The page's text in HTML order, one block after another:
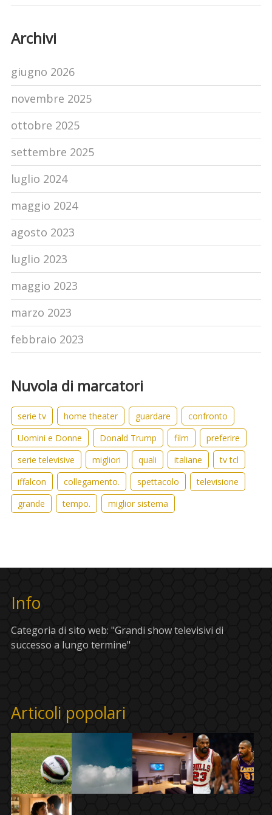
Archivi
giugno 2026
novembre 2025
ottobre 2025
settembre 2025
luglio 2024
maggio 2024
agosto 2023
luglio 2023
maggio 2023
marzo 2023
febbraio 2023
Nuvola di marcatori
serie tv home theater guardare
confronto
Uomini e Donne
Donald Trump film
preferire
serie televisive
migliori quali italiane
tv tcl
iffalcon
collegamento. spettacolo
televisione
grande
tempo. miglior sistema
Info
Categoria di sito web: "Grandi show televisivi di
successo a lungo termine"
Articoli popolari